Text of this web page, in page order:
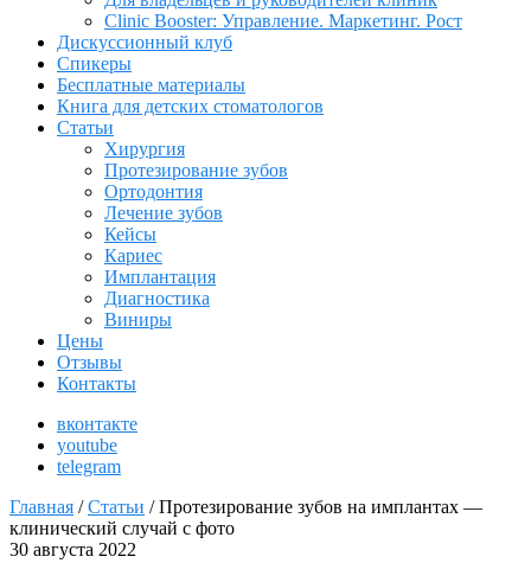
Clinic Booster: Управление. Маркетинг. Рост
Дискуссионный клуб
Спикеры
Бесплатные материалы
Книга для детских стоматологов
Статьи
Хирургия
Протезирование зубов
Ортодонтия
Лечение зубов
Кейсы
Кариес
Имплантация
Диагностика
Виниры
Цены
Отзывы
Контакты
вконтакте
youtube
telegram
Главная /Статьи /Протезирование зубов на имплантах —
клинический случай с фото
30 августа 2022